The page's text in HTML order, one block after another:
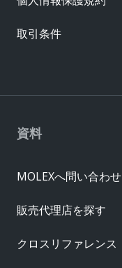
資料
MOLEXへ問い合わせ
販売代理店を探す
クロスリファレンス
取引条件